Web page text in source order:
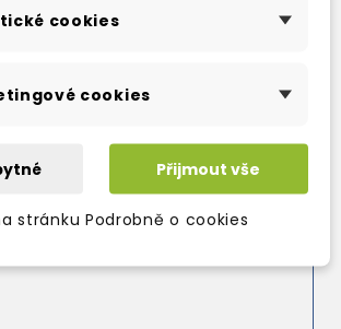
buy a bottle containing an imp
than what he paid for it, or he will
on his adventures and find out
that this magical imp has
cookies
cookies
Přijmout vše
stránku Podrobně o cookies